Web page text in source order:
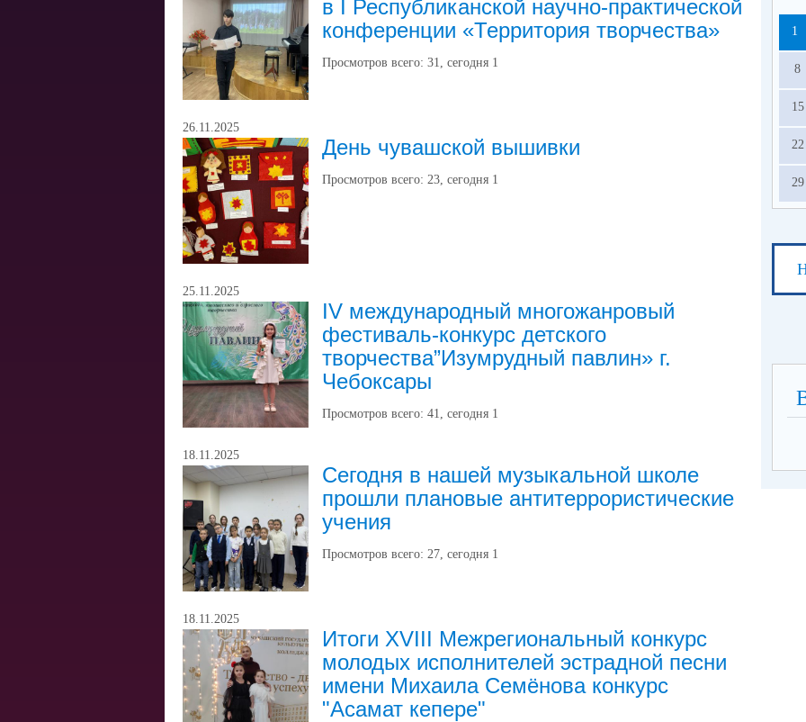
в I Республиканской научно-практической
конференции «Территория творчества»
Просмотров всего: 31, сегодня 1
26.11.2025
День чувашской вышивки
Просмотров всего: 23, сегодня 1
25.11.2025
IV международный многожанровый
фестиваль-конкурс детского
творчества”Изумрудный павлин» г.
Чебоксары
Просмотров всего: 41, сегодня 1
18.11.2025
Сегодня в нашей музыкальной школе
прошли плановые антитеррористические
учения
Просмотров всего: 27, сегодня 1
18.11.2025
Итоги XVIII Межрегиональный конкурс
молодых исполнителей эстрадной песни
имени Михаила Семёнова конкурс
"Асамат кепере"
1
8
15
22
29